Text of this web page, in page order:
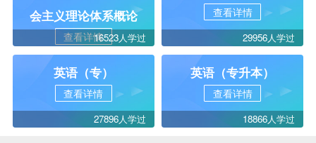
会主义理论体系概论
查看详情16523人学过
查看详情
29956人学过
英语（专）
查看详情
27896人学过
英语（专升本）
查看详情
18866人学过